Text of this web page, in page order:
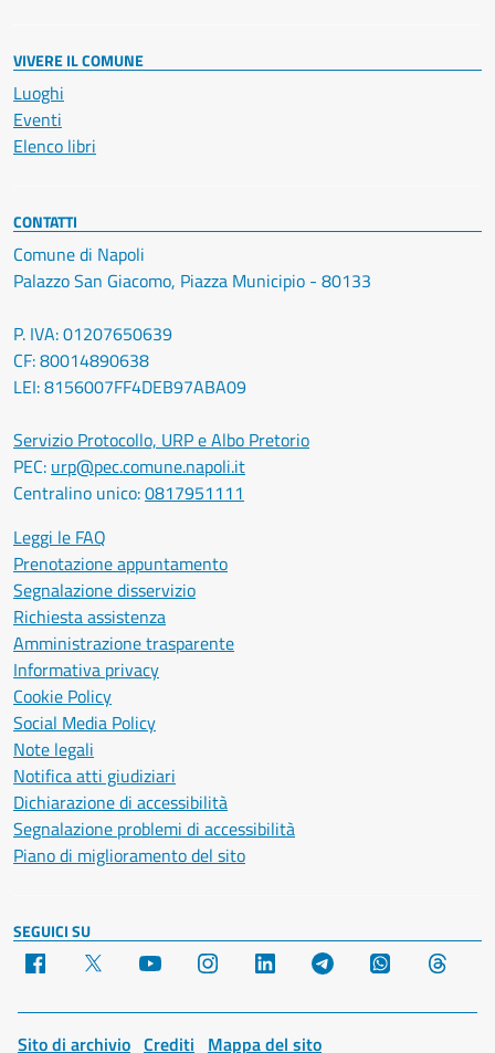
VIVERE IL COMUNE
Luoghi
Eventi
Elenco libri
CONTATTI
Comune di Napoli
Palazzo San Giacomo, Piazza Municipio - 80133
P. IVA: 01207650639
CF: 80014890638
LEI: 8156007FF4DEB97ABA09
Servizio Protocollo, URP e Albo Pretorio
PEC: urp@pec.comune.napoli.it
Centralino unico:0817951111
Leggi le FAQ
Prenotazione appuntamento
Segnalazione disservizio
Richiesta assistenza
Amministrazione trasparente
Informativa privacy
Cookie Policy
Social Media Policy
Note legali
Notifica atti giudiziari
Dichiarazione di accessibilità
Segnalazione problemi di accessibilità
Piano di miglioramento del sito
SEGUICI SU
Facebook YouTube Instagram LinkedIn Telegram WhatsApp
Sito di archivio Crediti Mappa del sito